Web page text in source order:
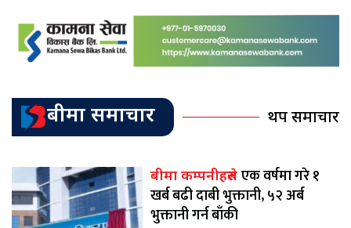
बीमा समाचार थप समाचार
बीमा कम्पनीहरुलेएक वर्षमा गरे १
खर्ब बढी दाबी भुक्तानी, ५२ अर्ब
भुक्तानी गर्न बाँकी